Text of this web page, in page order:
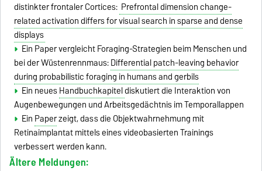
distinkter frontaler Cortices: Prefrontal dimension change-
related activation differs for visual search in sparse and dense
displays
Ein Paper vergleicht Foraging-Strategien beim Menschen und
bei der Wüstenrennmaus:Differential patch-leaving behavior
during probabilistic foraging in humans and gerbils
Ein neuesHandbuchkapiteldiskutiert die Interaktion von
Augenbewegungen und Arbeitsgedächtnis im Temporallappen
Ein Paperzeigt, dass die Objektwahrnehmung mit
Retinaimplantat mittels eines videobasierten Trainings
verbessert werden kann.
Ältere Meldungen: